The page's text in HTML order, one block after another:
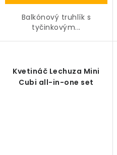
Balkónový truhlík s
tyčinkovým...
Kvetináč Lechuza Mini
Cubi all-in-one set